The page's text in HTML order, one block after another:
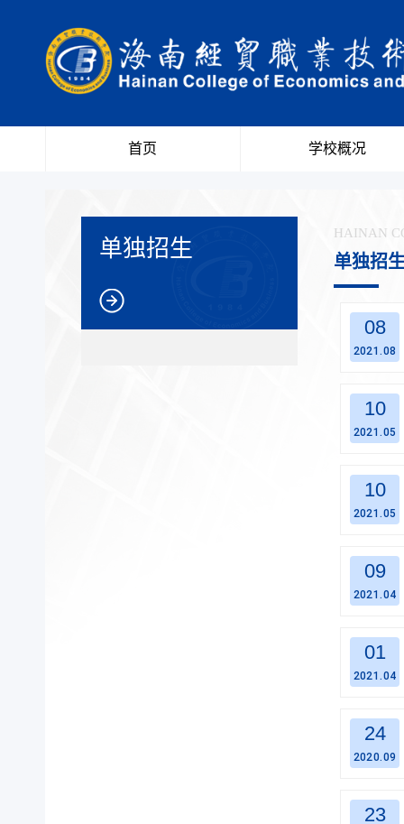
首页 学校概况
单独招生 HAINAN
单独招
08
2021.08
10
2021.05
10
2021.05
09
2021.04
01
2021.04
24
2020.09
23